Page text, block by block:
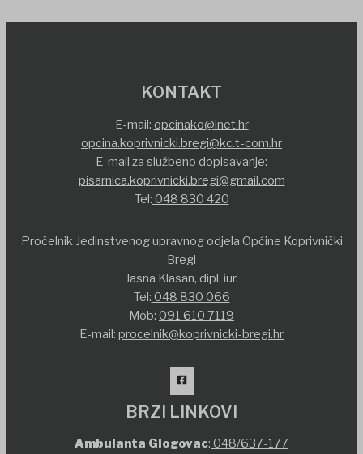
KONTAKT
E-mail: opcinako@inet.hr
opcina.koprivnicki.bregi@kc.t-com.hr
E-mail za službeno dopisavanje:
pisarnica.koprivnicki.bregi@gmail.com
Tel: 048 830 420
Pročelnik Jedinstvenog upravnog odjela Općine Koprivnički
Bregi
Jasna Klasan, dipl. iur.
Tel: 048 830 066
Mob: 091 610 7119
E-mail: procelnik@koprivnicki-bregi.hr
BRZI LINKOVI
Ambulanta Glogovac: 048/637-177